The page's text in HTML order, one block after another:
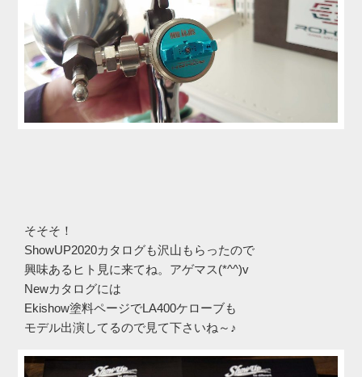
そそそ！
ShowUP2020カタログも沢山もらったので
興味あるヒト見に来てね。アゲマス(*^^)v
Newカタログには
Ekishow塗料ページでLA400ケローブも
モデル出演してるので見て下さいね～♪